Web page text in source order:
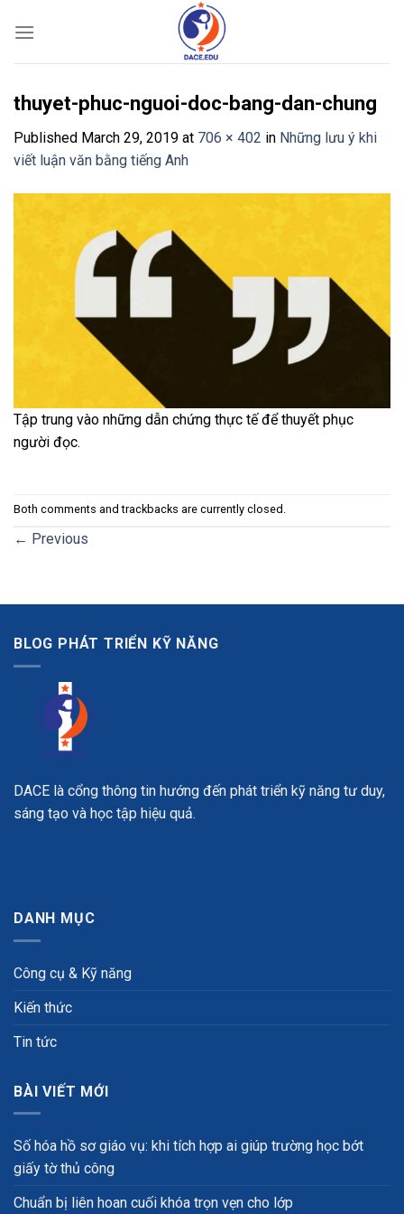
thuyet-phuc-nguoi-doc-bang-dan-chung
Published March 29, 2019 at 706 × 402 in Những lưu ý khi
viết luận văn bằng tiếng Anh
Tập trung vào những dẫn chứng thực tế để thuyết phục
người đọc.
Both comments and trackbacks are currently closed.
← Previous
BLOG PHÁT TRIỂN KỸ NĂNG
DACE là cổng thông tin hướng đến phát triển kỹ năng tư duy,
sáng tạo và học tập hiệu quả.
DANH MỤC
Công cụ & Kỹ năng
Kiến thức
Tin tức
BÀI VIẾT MỚI
Số hóa hồ sơ giáo vụ: khi tích hợp ai giúp trường học bớt
giấy tờ thủ công
Chuẩn bị liên hoan cuối khóa trọn vẹn cho lớp